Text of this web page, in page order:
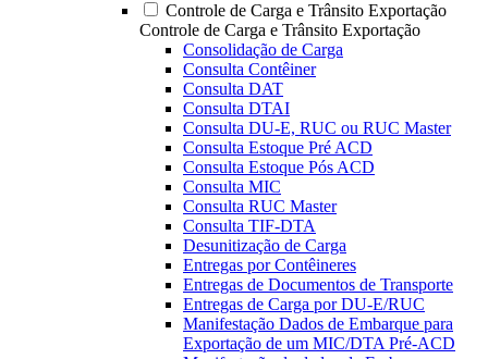
Controle de Carga e Trânsito Exportação
Controle de Carga e Trânsito Exportação
Consolidação de Carga
Consulta Contêiner
Consulta DAT
Consulta DTAI
Consulta DU-E, RUC ou RUC Master
Consulta Estoque Pré ACD
Consulta Estoque Pós ACD
Consulta MIC
Consulta RUC Master
Consulta TIF-DTA
Desunitização de Carga
Entregas por Contêineres
Entregas de Documentos de Transporte
Entregas de Carga por DU-E/RUC
Manifestação Dados de Embarque para
Exportação de um MIC/DTA Pré-ACD